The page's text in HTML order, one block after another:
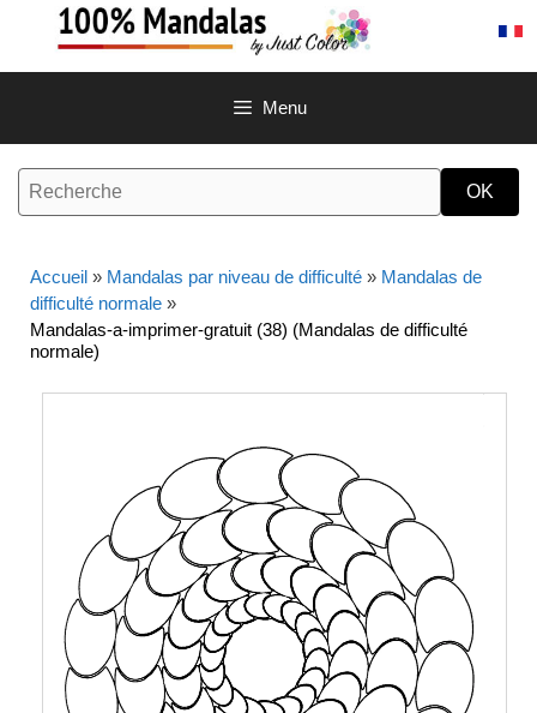
contenu
Menu
Accueil » Mandalas par niveau de difficulté » Mandalas de
difficulté normale »
Mandalas-a-imprimer-gratuit (38) (Mandalas de difficulté
normale)